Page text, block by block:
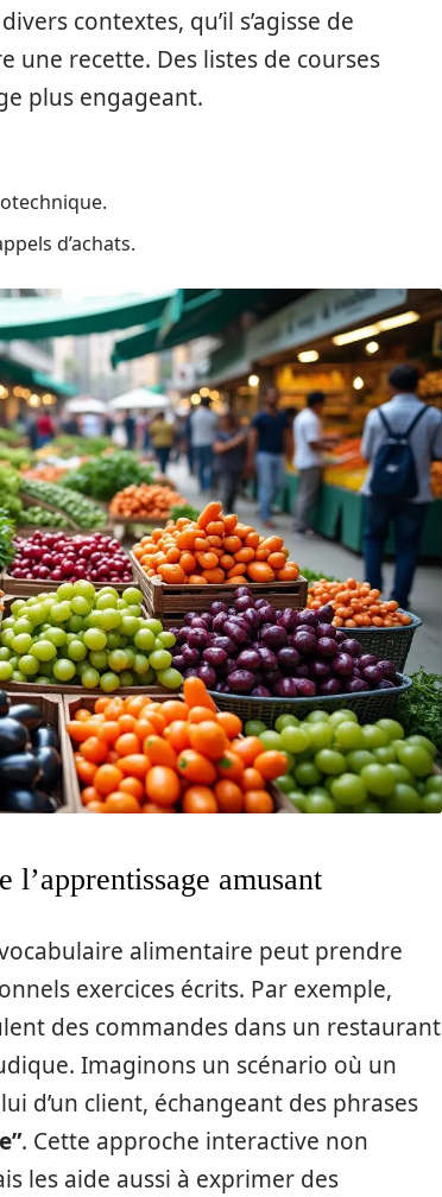
contextes, qu’il s’agisse de
recette. Des listes de courses
plus engageant.
d’achats.
amusant
alimentaire peut prendre
exercices écrits. Par exemple,
des commandes dans un restaurant
Imaginons un scénario où un
d’un client, échangeant des phrases
. Cette approche interactive non
les aide aussi à exprimer des